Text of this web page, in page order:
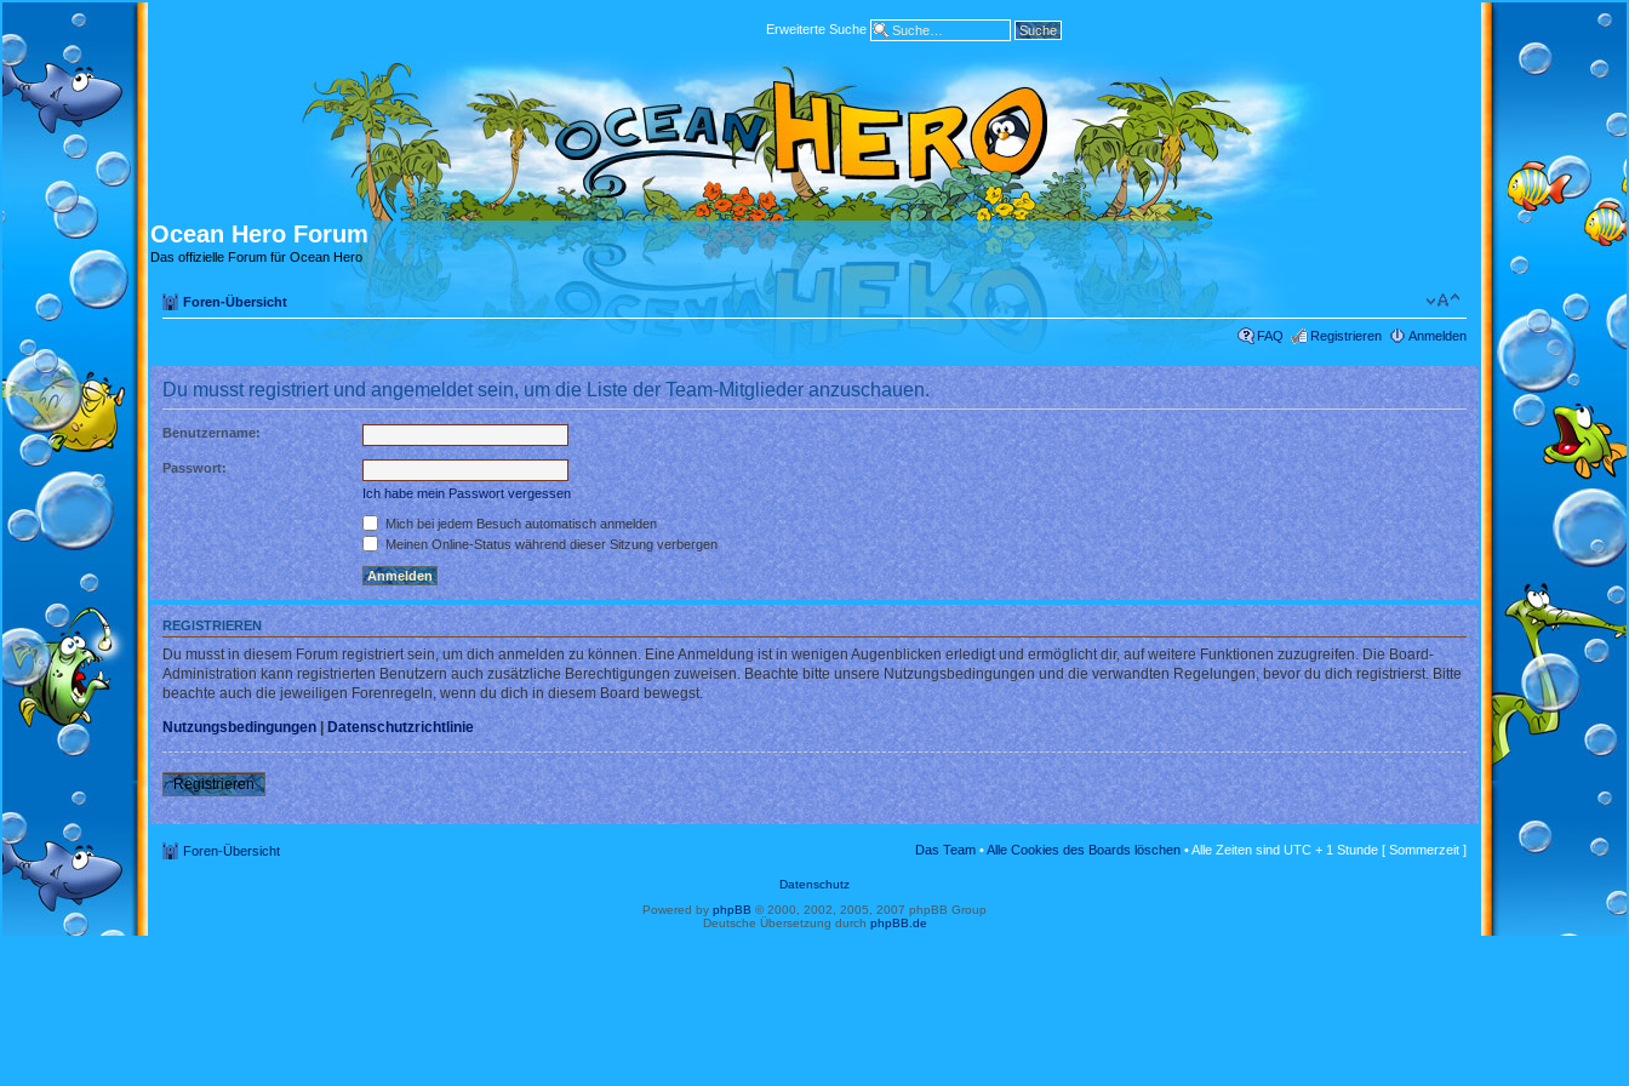
Erweiterte Suche
Ocean Hero Forum
Das offizielle Forum für Ocean Hero
Foren-Übersicht
FAQ Registrieren Anmelden
Du musst registriert und angemeldet sein, um die Liste der Team-Mitglieder anzuschauen.
Benutzername:
Passwort:
Ich habe mein Passwort vergessen
Mich bei jedem Besuch automatisch anmelden
Meinen Online-Status während dieser Sitzung verbergen
REGISTRIEREN
Du musst in diesem Forum registriert sein, um dich anmelden zu können. Eine Anmeldung ist in wenigen Augenblicken erledigt und ermöglicht dir, auf weitere Funktionen zuzugreifen. Die Board-
Administration kann registrierten Benutzern auch zusätzliche Berechtigungen zuweisen. Beachte bitte unsere Nutzungsbedingungen und die verwandten Regelungen, bevor du dich registrierst. Bitte
beachte auch die jeweiligen Forenregeln, wenn du dich in diesem Board bewegst.
Nutzungsbedingungen|Datenschutzrichtlinie
Registrieren
Foren-Übersicht Das Team •Alle Cookies des Boards löschen • Alle Zeiten sind UTC + 1 Stunde [ Sommerzeit ]
Datenschutz
Powered by phpBB © 2000, 2002, 2005, 2007 phpBB Group
Deutsche Übersetzung durch phpBB.de